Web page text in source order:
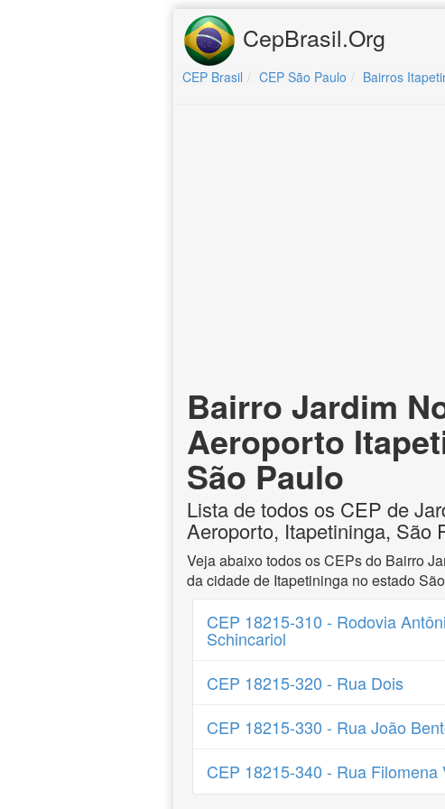
CepBrasil.Org
CEP Brasil CEP São Paulo Bairros
Bairro Jardim
Aeroporto
São Paulo
Lista de todos os CEP de
Aeroporto, Itapetininga, São
Veja abaixo todos os CEPs do Bairro
da cidade de Itapetininga no estado
CEP 18215-310 - Rodovia
Schincariol
CEP 18215-320 - Rua Dois
CEP 18215-330 - Rua João
CEP 18215-340 - Rua Filomena